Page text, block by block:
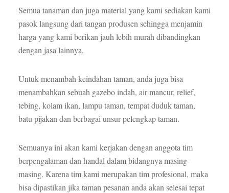
Semua tanaman dan juga material yang kami sediakan kami
pasok langsung dari tangan produsen sehingga menjamin
harga yang kami berikan jauh lebih murah dibandingkan
dengan jasa lainnya.
Untuk menambah keindahan taman, anda juga bisa
menambahkan sebuah gazebo indah, air mancur, relief,
tebing, kolam ikan, lampu taman, tempat duduk taman,
batu pijakan dan berbagai unsur pelengkap taman.
Semuanya ini akan kami kerjakan dengan anggota tim
berpengalaman dan handal dalam bidangnya masing-
masing. Karena tim kami merupakan tim profesional, maka
bisa dipastikan jika taman pesanan anda akan selesai tepat